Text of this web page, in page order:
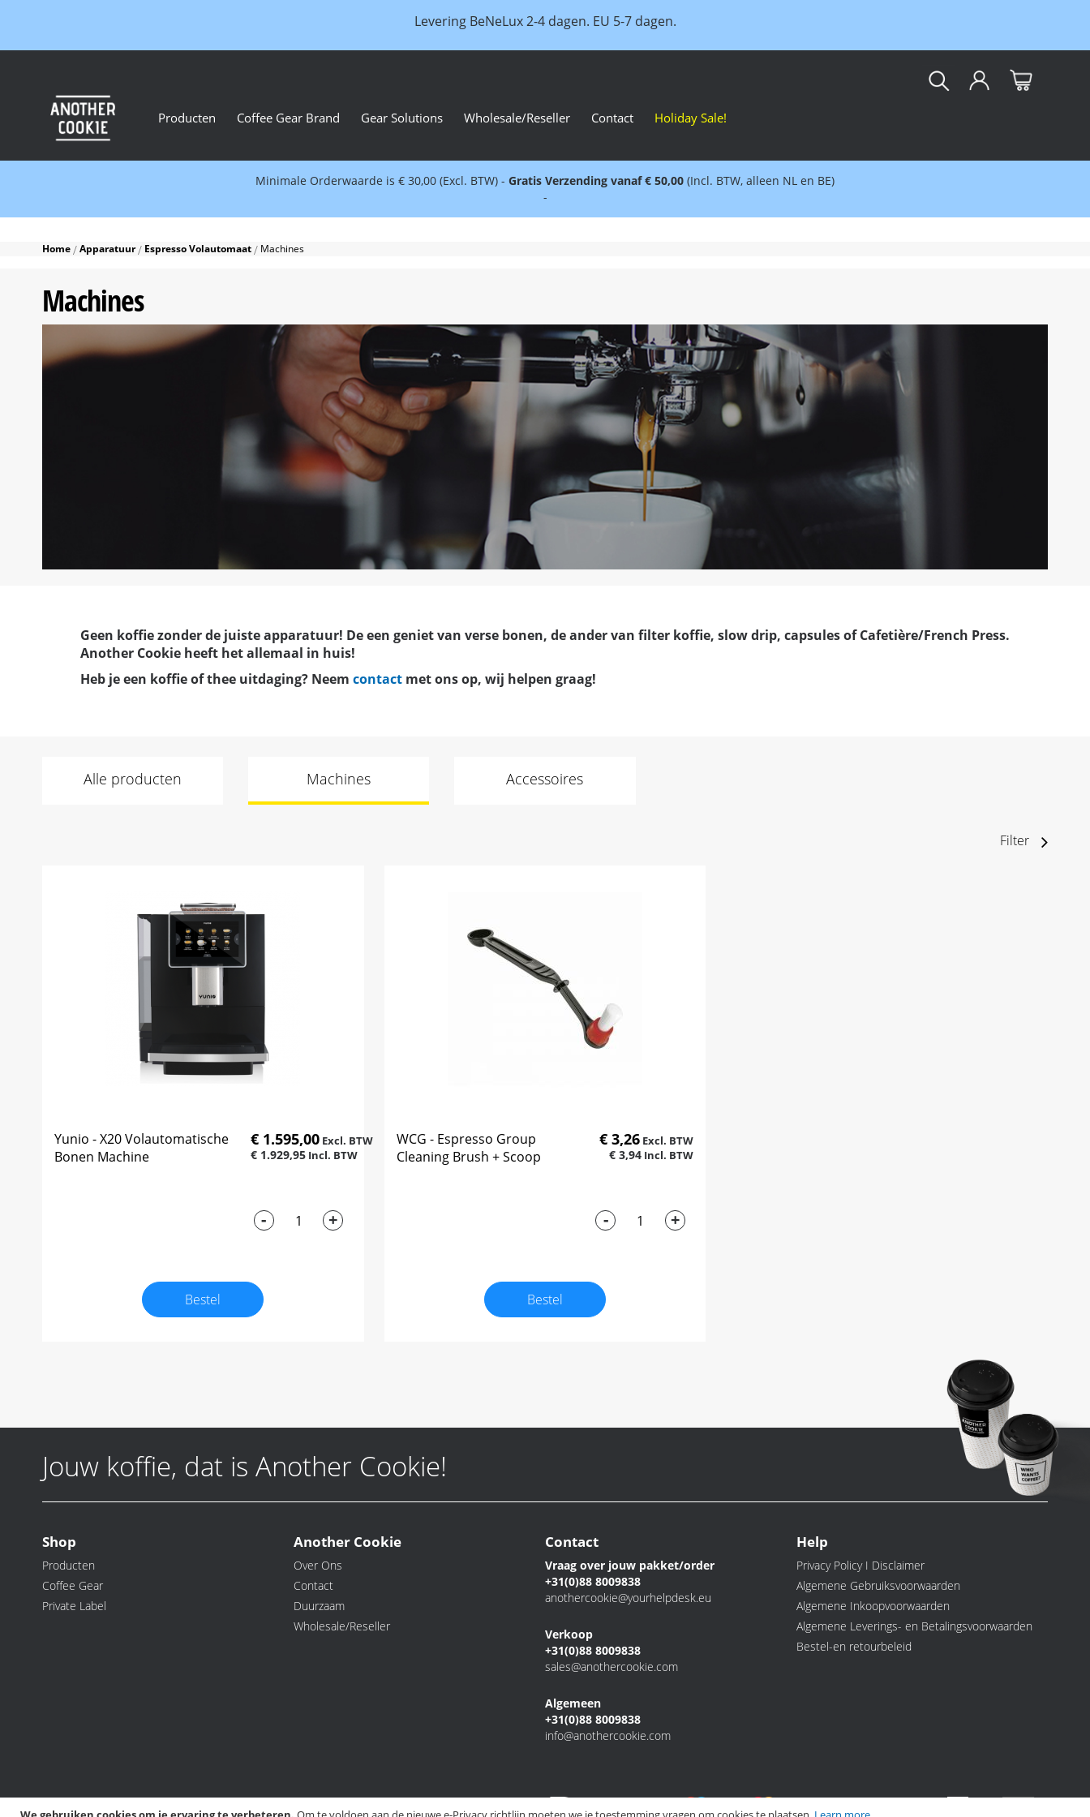
Levering BeNeLux 2-4 dagen. EU 5-7 dagen.
Producten Coffee Gear Brand Gear Solutions Wholesale/Reseller Contact Holiday Sale!
Minimale Orderwaarde is € 30,00 (Excl. BTW) - Gratis Verzending vanaf € 50,00 (Incl. BTW, alleen NL en BE)
-
Home Apparatuur Espresso Volautomaat Machines
Machines
Geen koffie zonder de juisteapparatuur! De een geniet van verse bonen, de ander van filter koffie, slow drip, capsulesofCafetière/French Press.
Another Cookie heeft het allemaal in huis!
Heb je een koffie of thee uitdaging? Neem contact met ons op, wij helpen graag!
Alle producten Machines Accessoires
Filter
Yunio - X20 Volautomatische
Bonen Machine
€ 1.595,00
€ 1.929,95
- +
Bestel
WCG - Espresso Group
Cleaning Brush + Scoop
€ 3,26
€ 3,94
- +
Bestel
Jouw koffie, dat is Another Cookie!
Shop
Producten
Coffee Gear
Private Label
Another Cookie
Over Ons
Contact
Duurzaam
Wholesale/Reseller
Contact
Vraag over jouw pakket/order
+31(0)88 8009838
anothercookie@yourhelpdesk.eu
Verkoop
+31(0)88 8009838
sales@anothercookie.com
Algemeen
+31(0)88 8009838
info@anothercookie.com
Help
Privacy Policy I Disclaimer
Algemene Gebruiksvoorwaarden
Algemene Inkoopvoorwaarden
Algemene Leverings- en Betalingsvoorwaarden
Bestel-en retourbeleid